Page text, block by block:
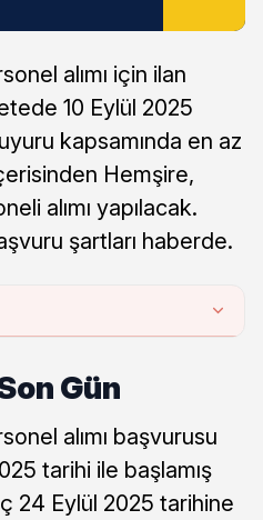
alımı için ilan
10 Eylül 2025
kapsamında en az
Hemşire,
alımı yapılacak.
şartları haberde.
Gün
alımı başvurusu
tarihi ile başlamış
24 Eylül 2025 tarihine